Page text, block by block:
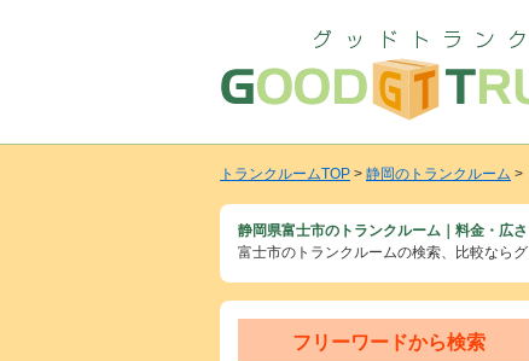
トランクルームTOP > 静岡のトランクルーム >
静岡県富士市のトランクルーム｜料金・広
富士市のトランクルームの検索、比較ならグ
フリーワードから検索